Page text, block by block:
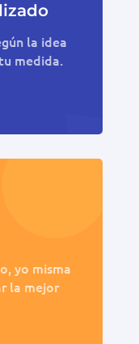
la idea
medida.
yo misma
la mejor